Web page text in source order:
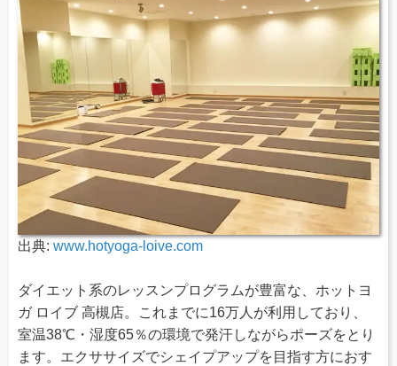
出典: www.hotyoga-loive.com
ダイエット系のレッスンプログラムが豊富な、ホットヨ
ガ ロイブ 高槻店。これまでに16万人が利用しており、
室温38℃・湿度65％の環境で発汗しながらポーズをとり
ます。エクササイズでシェイプアップを目指す方におす